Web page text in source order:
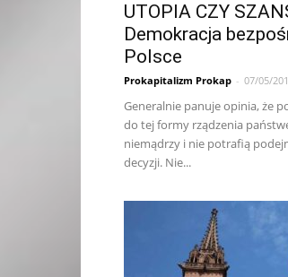
UTOPIA CZY
Demokracja
Polsce
Prokapitalizm Prokap - 07/05/
Generalnie panuje opinia, że
do tej formy rządzenia
niemądrzy i nie potrafią
decyzji. Nie...